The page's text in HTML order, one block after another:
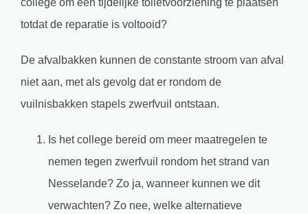
totdat de reparatie is voltooid?
De afvalbakken kunnen de constante stroom van afval
niet aan, met als gevolg dat er rondom de
vuilnisbakken stapels zwerfvuil ontstaan.
Is het college bereid om meer maatregelen te
nemen tegen zwerfvuil rondom het strand van
Nesselande? Zo ja, wanneer kunnen we dit
verwachten? Zo nee, welke alternatieve